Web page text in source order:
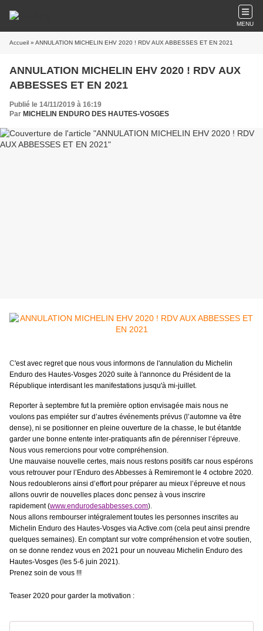
MENU
Accueil » ANNULATION MICHELIN EHV 2020 ! RDV AUX ABBESSES ET EN 2021
ANNULATION MICHELIN EHV 2020 ! RDV AUX
ABBESSES ET EN 2021
Publié le 14/11/2019 à 16:19
Par MICHELIN ENDURO DES HAUTES-VOSGES
C'est avec regret que nous vous informons de l'annulation du Michelin
Enduro des Hautes-Vosges 2020 suite à l'annonce du Président de la
République interdisant les manifestations jusqu'à mi-juillet.
Reporter à septembre fut la première option envisagée mais nous ne
voulons pas empiéter sur d’autres événements prévus (l’automne va être
dense), ni se positionner en pleine ouverture de la chasse, le but étantde
garder une bonne entente inter-pratiquants afin de pérenniser l’épreuve.
Nous vous remercions pour votre compréhension.
Une mauvaise nouvelle certes, mais nous restons positifs car nous espérons
vous retrouver pour l’Enduro des Abbesses à Remiremont le 4 octobre 2020.
Nous redoublerons ainsi d’effort pour préparer au mieux l’épreuve et nous
allons ouvrir de nouvelles places donc pensez à vous inscrire
rapidement(www.endurodesabbesses.com).
Nous allons rembourser intégralement toutes les personnes inscrites au
Michelin Enduro des Hautes-Vosges via Active.com (cela peut ainsi prendre
quelques semaines). En comptant sur votre compréhension et votre soutien,
on se donne rendez vous en 2021 pour un nouveau Michelin Enduro des
Hautes-Vosges (les 5-6 juin 2021).
Prenez soin de vous !!!
Teaser 2020 pour garder la motivation :